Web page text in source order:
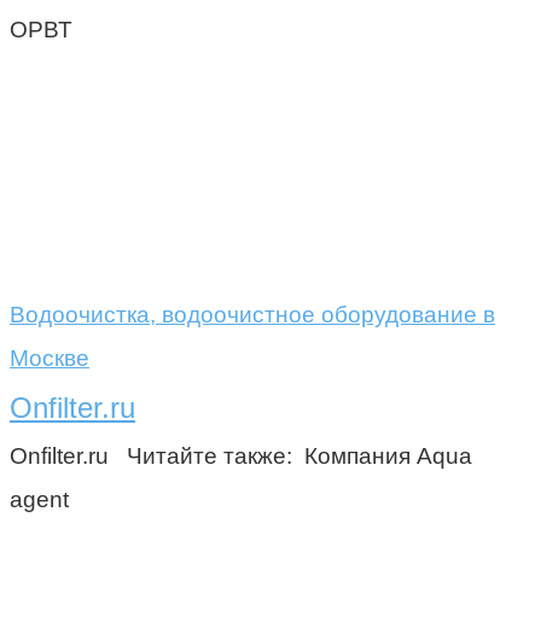
ОРВТ
Водоочистка, водоочистное оборудование в
Москве
Onfilter.ru
Onfilter.ru Читайте также: Компания Aqua
agent